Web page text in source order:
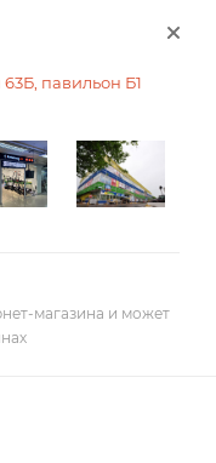
павильон Б1
магазина и может